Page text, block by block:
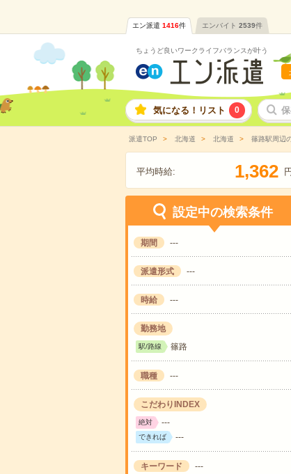
エン派遣 1416件 エンバイト 2539件
ちょうど良いワークライフバランスが叶う
気になる！リスト 0
派遣TOP 北海道 北海道 篠路駅周辺
平均時給: 1,362 円
設定中の検索条件
期間 ---
派遣形式 ---
時給 ---
勤務地
駅/路線 篠路
職種 ---
こだわりINDEX
絶対 ---
できれば ---
キーワード ---